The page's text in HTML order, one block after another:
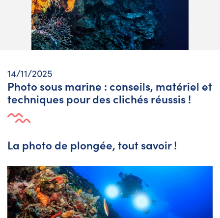
14/11/2025
Photo sous marine : conseils, matériel et
techniques pour des clichés réussis !
La photo de plongée, tout savoir !